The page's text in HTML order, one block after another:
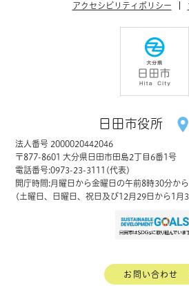
アクセシビリティポリシー
日田市役所
法人番号 2000020442046
〒877-8601 大分県日田市田島2丁目6番1号
電話番号:0973-23-3111(代表)
開庁時間:月曜日から金曜日の午前8時30分か
(土曜日、日曜日、祝日及び12月29日から1月
お問い合わせ